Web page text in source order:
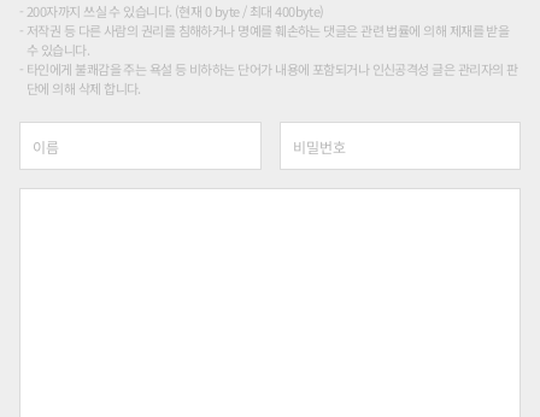
200자까지 쓰실 수 있습니다. (현재 0 byte / 최대 400byte)
저작권 등 다른 사람의 권리를 침해하거나 명예를 훼손하는 댓글은 관련 법률에 의해 제재를 받을
수 있습니다.
타인에게 불쾌감을 주는 욕설 등 비하하는 단어가 내용에 포함되거나 인신공격성 글은 관리자의 판
단에 의해 삭제 합니다.